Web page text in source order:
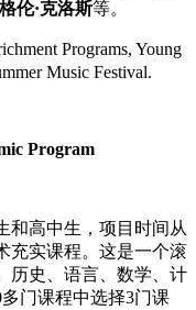
伦·克洛斯等。
Programs, Young
Music Festival.
Program
高中生，项目时间从
充实课程。这是一个滚
历史、语言、数学、计
门课程中选择3门课